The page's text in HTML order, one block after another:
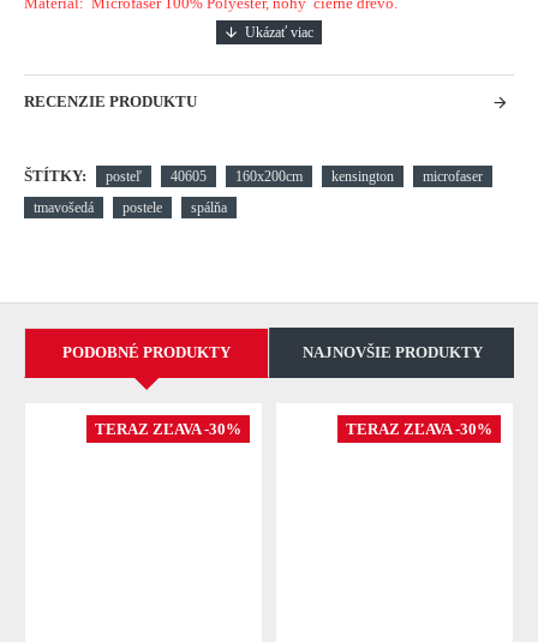
RECENZIE PRODUKTU
ŠTÍTKY: posteľ 40605 160x200cm kensington
microfaser
tmavošedá
postele spálňa
PODOBNÉ PRODUKTY NAJNOVŠIE PRODUKTY
TERAZ ZĽAVA -30% TERAZ ZĽAVA -30%